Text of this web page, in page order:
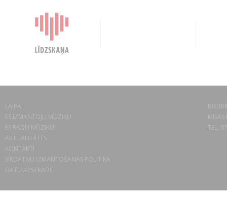
LAIPA
ES IZMANTOJU MŪZIKU
ES RADU MŪZIKU
AKTUALITĀTES
KONTAKTI
SĪKDATŅU IZMANTOŠANAS POLITIKA
DATU APSTRĀDE
TEL.